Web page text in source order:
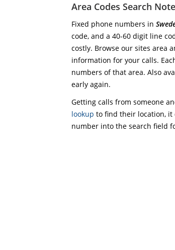
Area Codes Search
Fixed phone numbers in
code, and a 40-60 digit line
costly. Browse our sites area
information for your calls.
numbers of that area. Also
early again.
Getting calls from someone
lookup to find their location, it
number into the search field